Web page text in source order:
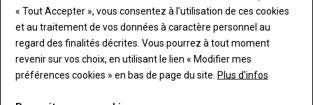
VOUS AIMEREZ AUSSI
« Tout Accepter », vous consentez à l’utilisation de ces cookies
et au traitement de vos données à caractère personnel au
regard des finalités décrites. Vous pourrez à tout moment
revenir sur vos choix, en utilisant le lien « Modifier mes
préférences cookies » en bas de page du site. Plus d'infos